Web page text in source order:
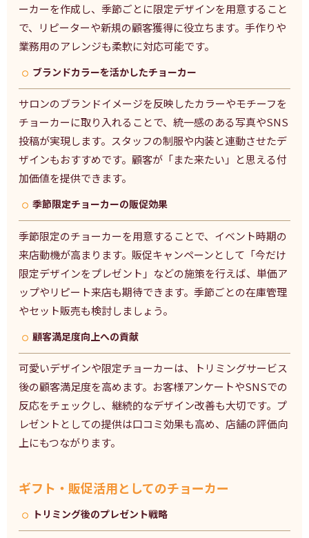
ーカーを作成し、季節ごとに限定デザインを用意すること
で、リピーターや新規の顧客獲得に役立ちます。手作りや
業務用のアレンジも柔軟に対応可能です。
ブランドカラーを活かしたチョーカー
サロンのブランドイメージを反映したカラーやモチーフを
チョーカーに取り入れることで、統一感のある写真やSNS
投稿が実現します。スタッフの制服や内装と連動させたデ
ザインもおすすめです。顧客が「また来たい」と思える付
加価値を提供できます。
季節限定チョーカーの販促効果
季節限定のチョーカーを用意することで、イベント時期の
来店動機が高まります。販促キャンペーンとして「今だけ
限定デザインをプレゼント」などの施策を行えば、単価ア
ップやリピート来店も期待できます。季節ごとの在庫管理
やセット販売も検討しましょう。
顧客満足度向上への貢献
可愛いデザインや限定チョーカーは、トリミングサービス
後の顧客満足度を高めます。お客様アンケートやSNSでの
反応をチェックし、継続的なデザイン改善も大切です。プ
レゼントとしての提供は口コミ効果も高め、店舗の評価向
上にもつながります。
ギフト・販促活用としてのチョーカー
トリミング後のプレゼント戦略